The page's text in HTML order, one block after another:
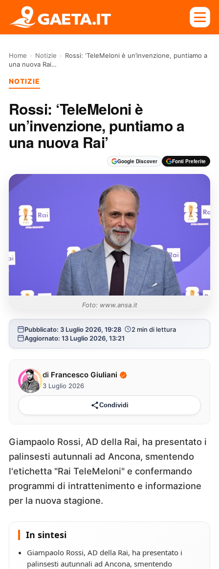
Home › Notizie › Rossi: ‘TeleMeloni è un’invenzione, puntiamo a
una nuova Rai…
NOTIZIE
Rossi: ‘TeleMeloni è
un’invenzione, puntiamo a
una nuova Rai’
Google Discover Fonti Preferite
Foto: www.ansa.it
Pubblicato: 3 Luglio 2026, 19:28
2 min di lettura
Aggiornato: 13 Luglio 2026, 13:21
di Francesco Giuliani
3 Luglio 2026
Condividi
Giampaolo Rossi, AD della Rai, ha presentato i
palinsesti autunnali ad Ancona, smentendo
l'etichetta "Rai TeleMeloni" e confermando
programmi di intrattenimento e informazione
per la nuova stagione.
In sintesi
Giampaolo Rossi, AD della Rai, ha presentato i
palinsesti autunnali ad Ancona, smentendo